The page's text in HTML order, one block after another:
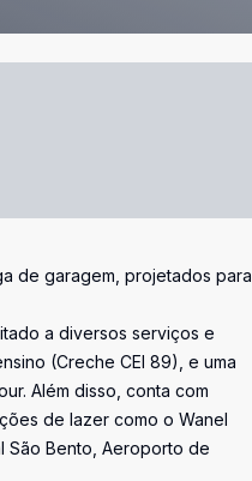
de garagem, projetados para
a diversos serviços e
(Creche CEI 89), e uma
Além disso, conta com
de lazer como o Wanel
São Bento, Aeroporto de